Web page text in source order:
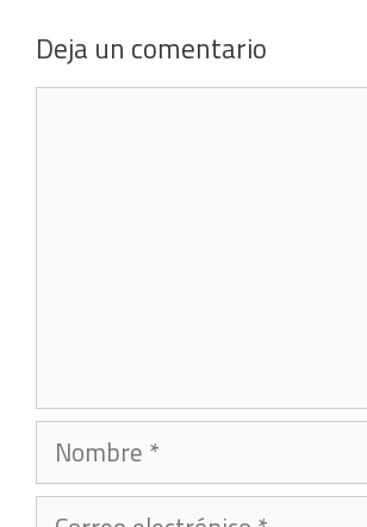
Deja un comentario
Nombre
Correo